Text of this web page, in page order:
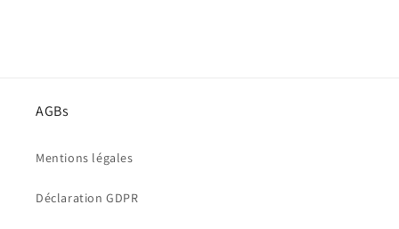
AGBs
Mentions légales
Déclaration GDPR